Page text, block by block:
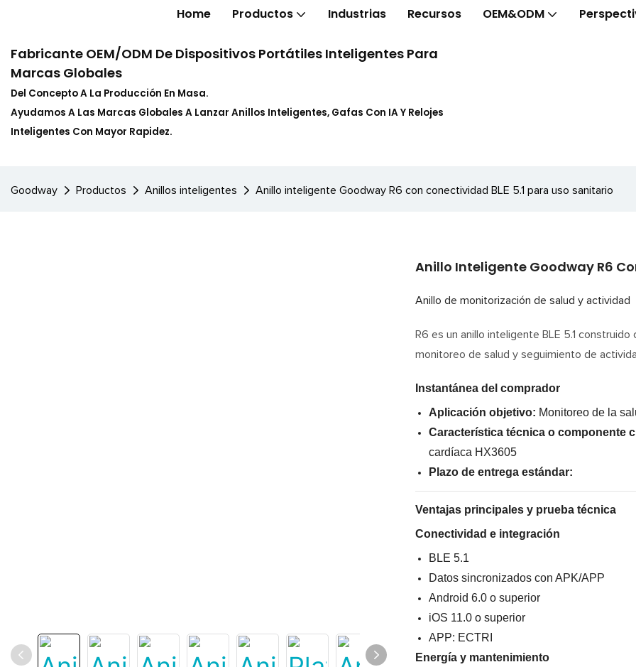
Home Productos Industrias Recursos OEM&ODM
Fabricante OEM/ODM De Dispositivos Portátiles Inteligentes Para
Marcas Globales
Del Concepto A La Producción En Masa.
Ayudamos A Las Marcas Globales A Lanzar Anillos Inteligentes, Gafas Con IA Y Relojes
Inteligentes Con Mayor Rapidez.
Goodway Productos Anillos inteligentes Anillo inteligente Goodway R6 con conectividad BLE 5.1 ​​para uso sanitario
Anillo Inteligente Goodway R6
Anillo de monitorización de salud y actividad
R6 es un anillo inteligente BLE 5.1
monitoreo de salud y seguimiento de
Instantánea del comprador
Aplicación objetivo: Monitoreo de la
Característica técnica o componente
cardíaca HX3605
Plazo de entrega estándar:
Ventajas principales y prueba técnica
Conectividad e integración
BLE 5.1
Datos sincronizados con APK/APP
Android 6.0 o superior
iOS 11.0 o superior
APP: ECTRI
Energía y mantenimiento